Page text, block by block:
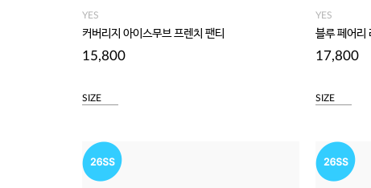
YES
커버리지 아이스무브 프렌치 팬티
15,800
SIZE
YES
블루 페어리
17,800
SIZE